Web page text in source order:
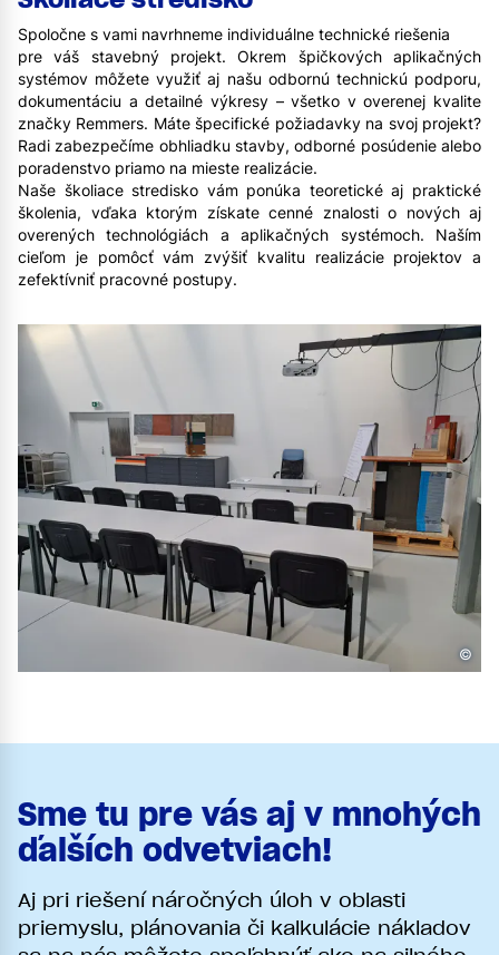
Spoločne s vami navrhneme individuálne technické riešenia
pre váš stavebný projekt. Okrem špičkových aplikačných
systémov môžete využiť aj našu odbornú technickú podporu,
dokumentáciu a detailné výkresy – všetko v overenej kvalite
značky Remmers. Máte špecifické požiadavky na svoj projekt?
Radi zabezpečíme obhliadku stavby, odborné posúdenie alebo
poradenstvo priamo na mieste realizácie.
Naše školiace stredisko vám ponúka teoretické aj praktické
školenia, vďaka ktorým získate cenné znalosti o nových aj
overených technológiách a aplikačných systémoch. Naším
cieľom je pomôcť vám zvýšiť kvalitu realizácie projektov a
zefektívniť pracovné postupy.
©
Sme tu pre vás aj v mnohých
ďalších odvetviach!
Aj pri riešení náročných úloh v oblasti
priemyslu, plánovania či kalkulácie nákladov